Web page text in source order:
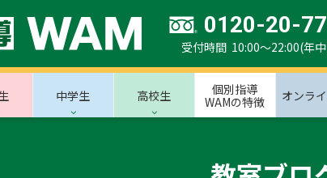
0120-20-
受付時間 10:00～22:00(年
中学生 高校生
個別指導
WAMの特徴
オンラ